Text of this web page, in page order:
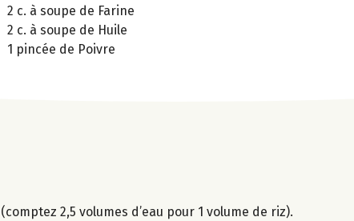
2 c. à soupe de Farine
2 c. à soupe de Huile
1 pincée de Poivre
2,5 volumes d’eau pour 1 volume de riz).